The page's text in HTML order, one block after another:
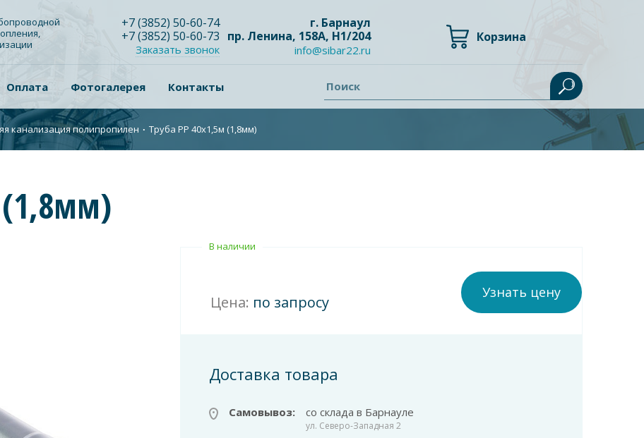
+7(3852) 50-60-74
+7(3852) 50-60-73
Заказать звонок
г. Барнаул
пр. Ленина, 158А, Н1/204
info@sibar22.ru
Корзина
Оплата Фотогалерея Контакты Поиск
канализация полипропилен ∙ Труба PP 40x1,5м (1,8мм)
(1,8мм)
В наличии
Цена: по запросу
Узнать цену
Доставка товара
Самовывоз: со склада в Барнауле
ул. Северо-Западная 2